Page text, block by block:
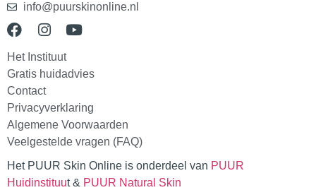
info@puurskinonline.nl
Het Instituut
Gratis huidadvies
Contact
Privacyverklaring
Algemene Voorwaarden
Veelgestelde vragen (FAQ)
Het PUUR Skin Online is onderdeel van PUUR
Huidinstituut & PUUR Natural Skin